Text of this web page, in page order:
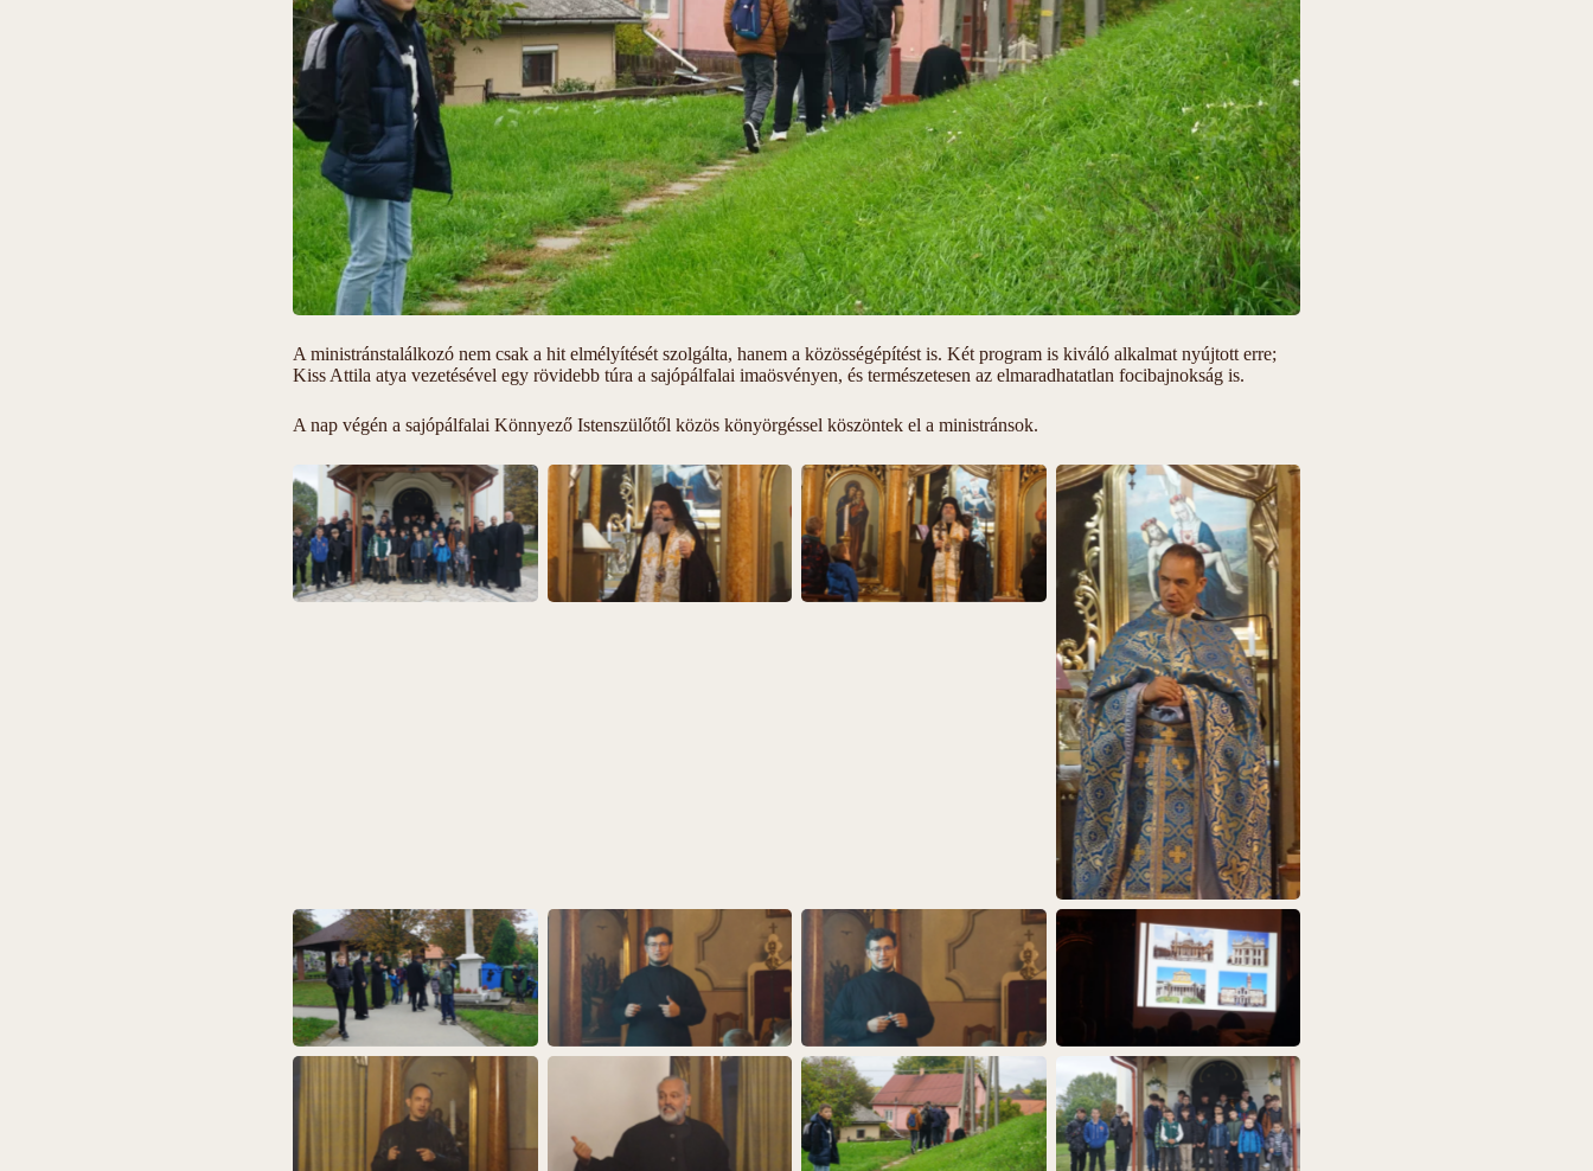
A ministránstalálkozó nem csak a hit elmélyítését szolgálta, hanem a közösségépítést is. Két program is kiváló alkalmat nyújtott erre;
Kiss Attila atya vezetésével egy rövidebb túra a sajópálfalai imaösvényen, és természetesen az elmaradhatatlan focibajnokság is.
A nap végén a sajópálfalai Könnyező Istenszülőtől közös könyörgéssel köszöntek el a ministránsok.